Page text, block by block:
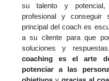
su talento y potencial,
profesional y conseguir
principal del coach es
a su cliente para que
soluciones y
coaching es el arte
potenciar a las